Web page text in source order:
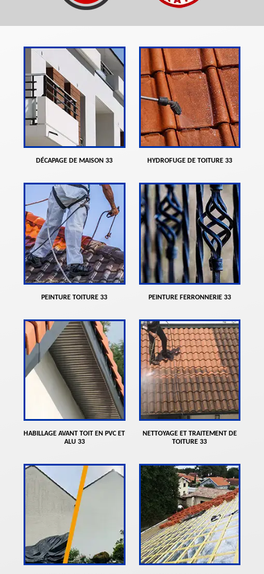
DÉCAPAGE DE MAISON 33 HYDROFUGE DE TOITURE 33
PEINTURE TOITURE 33 PEINTURE FERRONNERIE 33
HABILLAGE AVANT TOIT EN PVC ET
ALU 33
NETTOYAGE ET TRAITEMENT DE
TOITURE 33